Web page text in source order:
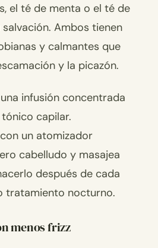
el té de menta o el té de
Ambos tienen
y calmantes que
y la picazón.
infusión concentrada
capilar.
un atomizador
cabelludo y masajea
después de cada
tratamiento nocturno.
menos frizz